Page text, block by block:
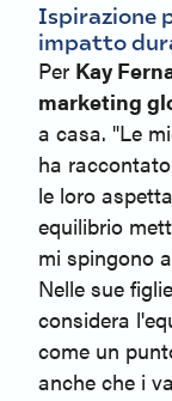
Ispirazione
impatto
Per Kay
marketing
a casa. "Le
ha
le loro
equilibrio
mi spingono
Nelle sue
considera
come un
anche che i